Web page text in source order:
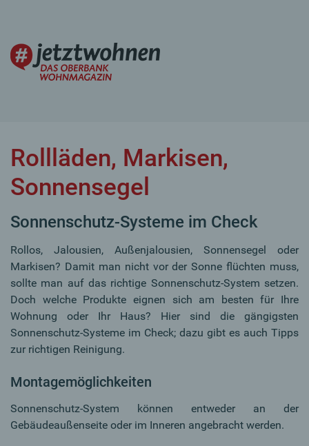
Rollläden, Markisen,
Sonnensegel
Sonnenschutz-Systeme im Check
Rollos, Jalousien, Außenjalousien, Sonnensegel oder
Markisen? Damit man nicht vor der Sonne flüchten muss,
sollte man auf das richtige Sonnenschutz-System setzen.
Doch welche Produkte eignen sich am besten für Ihre
Wohnung oder Ihr Haus? Hier sind die gängigsten
Sonnenschutz-Systeme im Check; dazu gibt es auch Tipps
zur richtigen Reinigung.
Montagemöglichkeiten
Sonnenschutz-System können entweder an der
Gebäudeaußenseite oder im Inneren angebracht werden.